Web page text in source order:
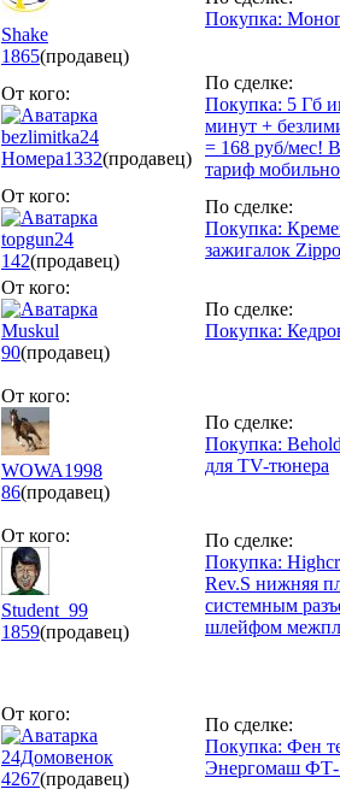
Shake
1865(продавец)
Покупка:
От кого:
bezlimitka24
Номера1332(продавец)
По сделке:
Покупка: 5 Гб
минут +
= 168 руб/мес!
тариф
От кого:
topgun24
142(продавец)
По сделке:
Покупка:
зажигалок
От кого:
Muskul
90(продавец)
По сделке:
Покупка:
От кого:
WOWA1998
86(продавец)
По сделке:
Покупка:
для TV-тюнера
От кого:
Student_99
1859(продавец)
По сделке:
Покупка:
Rev.S нижняя
системным
шлейфом
От кого:
24Домовенок
4267(продавец)
По сделке:
Покупка: Фен
Энергомаш ФТ-